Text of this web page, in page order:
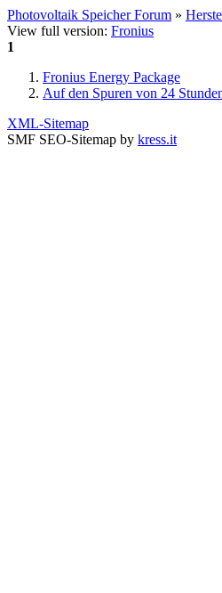
Photovoltaik Speicher Forum »
View full version: Fronius
1
Fronius Energy Package
Auf den Spuren von 24
XML-Sitemap
SMF SEO-Sitemap by kress.it